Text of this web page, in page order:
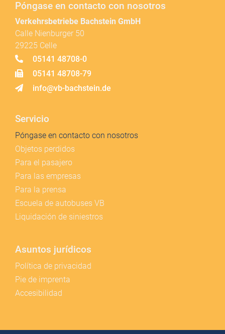
Póngase en contacto con nosotros
Verkehrsbetriebe Bachstein GmbH
Calle Nienburger 50
29225 Celle
05141 48708-0
05141 48708-79
info@vb-bachstein.de
Servicio
Póngase en contacto con nosotros
Objetos perdidos
Para el pasajero
Para las empresas
Para la prensa
Escuela de autobuses VB
Liquidación de siniestros
Asuntos jurídicos
Política de privacidad
Pie de imprenta
Accesibilidad